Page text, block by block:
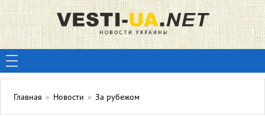
Главная » Новости » За рубежом